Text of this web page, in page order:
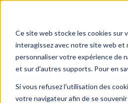
Ce site web stocke les cookies sur
interagissez avec notre site web et
personnaliser votre expérience de
et sur d'autres supports. Pour en
Si vous refusez l'utilisation des
votre navigateur afin de se
Insum